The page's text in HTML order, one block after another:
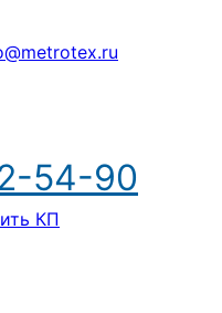
54-90
КП